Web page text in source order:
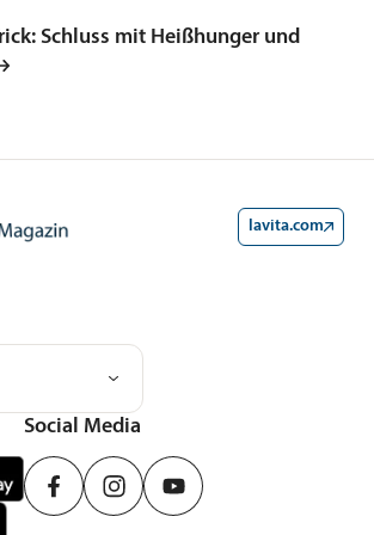
Schluss mit Heißhunger und
lavita.com
Social Media